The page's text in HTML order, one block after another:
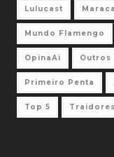
Lulucast
Mundo Flamengo
OpinaAi Outros
Primeiro Penta
Top 5